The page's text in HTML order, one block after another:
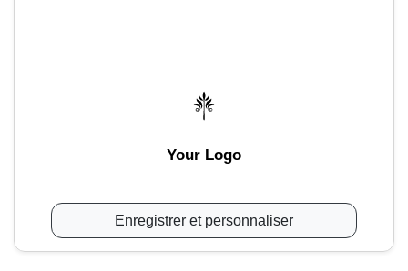
Your Logo
Enregistrer et personnaliser